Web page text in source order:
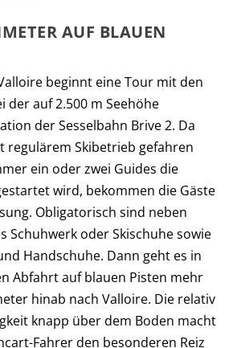
AUF BLAUEN
beginnt eine Tour mit den
der auf 2.500 m Seehöhe
der Sesselbahn Brive 2. Da
regulärem Skibetrieb gefahren
ein oder zwei Guides die
wird, bekommen die Gäste
Obligatorisch sind neben
Schuhwerk oder Skischuhe sowie
Handschuhe. Dann geht es in
Abfahrt auf blauen Pisten mehr
hinab nach Valloire. Die relativ
knapp über dem Boden macht
Fahrer den besonderen Reiz